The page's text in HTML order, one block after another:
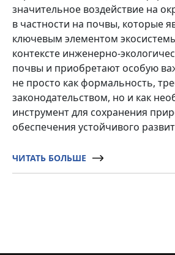
значительное воздействие на
в частности на почвы, которые
ключевым элементом
контексте инженерно-
почвы и приобретают особую
не просто как формальность,
законодательством, но и как
инструмент для сохранения
обеспечения устойчивого
ЧИТАТЬ БОЛЬШЕ